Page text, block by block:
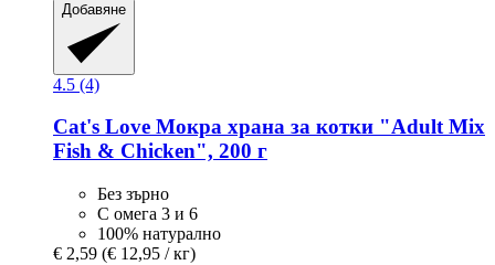
Добавяне
4.5 (4)
Cat's Love Мокра храна за котки "Adult Mix
Fish & Chicken", 200 г
Без зърно
С омега 3 и 6
100% натурално
€ 2,59 (€ 12,95 / кг)